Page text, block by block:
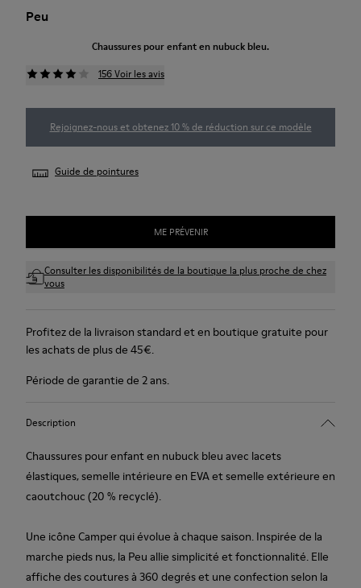
Peu
Chaussures pour enfant en nubuck bleu.
156 Voir les avis
Rejoignez-nous et obtenez 10 % de réduction sur ce modèle
Guide de pointures
ME PRÉVENIR
Consulter les disponibilités de la boutique la plus proche de chez
vous
Profitez de la livraison standard et en boutique gratuite pour
les achats de plus de 45€.
Période de garantie de 2 ans.
Description
Chaussures pour enfant en nubuck bleu avec lacets
élastiques, semelle intérieure en EVA et semelle extérieure en
caoutchouc (20 % recyclé).
Une icône Camper qui évolue à chaque saison. Inspirée de la
marche pieds nus, la Peu allie simplicité et fonctionnalité. Elle
affiche des coutures à 360 degrés et une confection selon la